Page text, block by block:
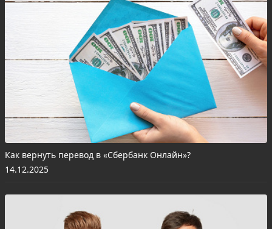
Как вернуть перевод в «Сбербанк Онлайн»?
14.12.2025